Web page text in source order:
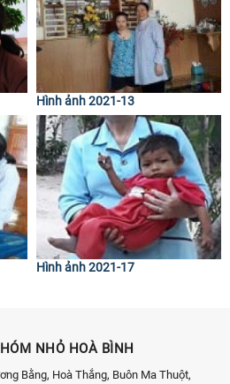
Hình ảnh 2021-13
Hình ảnh 2021-17
NHỎ HOÀ BÌNH
Bằng, Hoà Thắng, Buôn Ma Thuột,